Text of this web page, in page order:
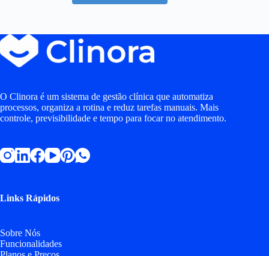
O Clinora é um sistema de gestão clínica que automatiza
processos, organiza a rotina e reduz tarefas manuais. Mais
controle, previsibilidade e tempo para focar no atendimento.
Links Rápidos
Sobre Nós
Funcionalidades